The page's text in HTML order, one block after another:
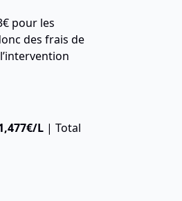
pour les
des frais de
/L | Total